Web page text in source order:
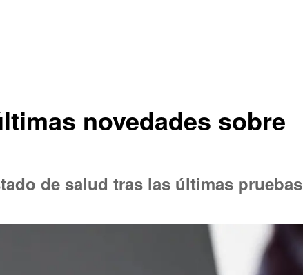
novedades sobre
de salud tras las últimas pruebas